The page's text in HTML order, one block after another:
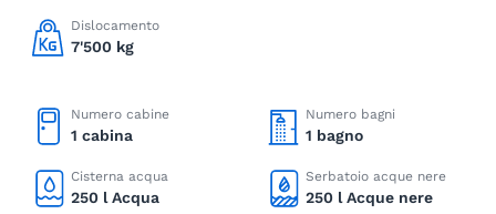
Dislocamento
7'500 kg
Numero cabine
1 cabina
Numero bagni
1 bagno
Cisterna acqua
250 l Acqua
Serbatoio acque nere
250 l Acque nere